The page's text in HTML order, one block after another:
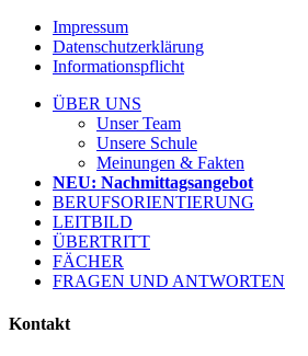
Impressum
Datenschutzerklärung
Informationspflicht
ÜBER UNS
Unser Team
Unsere Schule
Meinungen & Fakten
NEU: Nachmittagsangebot
BERUFSORIENTIERUNG
LEITBILD
ÜBERTRITT
FÄCHER
FRAGEN UND ANTWORTEN
Kontakt